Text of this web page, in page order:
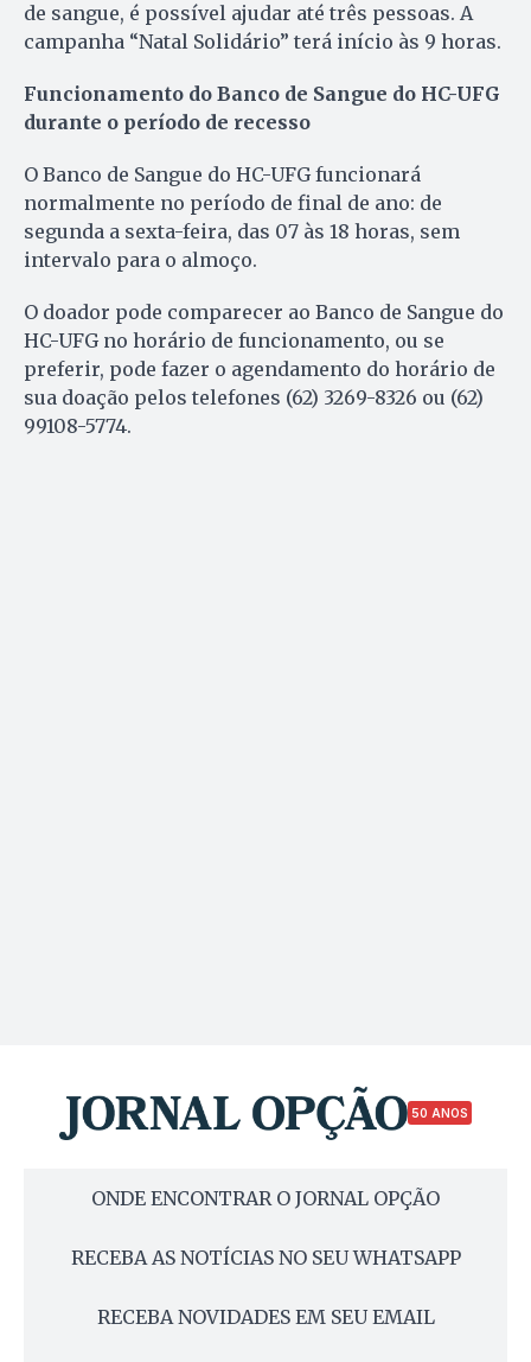
de sangue, é possível ajudar até três pessoas. A
campanha “Natal Solidário” terá início às 9 horas.
Funcionamento do Banco de Sangue do HC-UFG
durante o período de recesso
O Banco de Sangue do HC-UFG funcionará
normalmente no período de final de ano: de
segunda a sexta-feira, das 07 às 18 horas, sem
intervalo para o almoço.
O doador pode comparecer ao Banco de Sangue do
HC-UFG no horário de funcionamento, ou se
preferir, pode fazer o agendamento do horário de
sua doação pelos telefones (62) 3269-8326 ou (62)
99108-5774.
50 ANOS
ONDE ENCONTRAR O JORNAL OPÇÃO
RECEBA AS NOTÍCIAS NO SEU WHATSAPP
RECEBA NOVIDADES EM SEU EMAIL